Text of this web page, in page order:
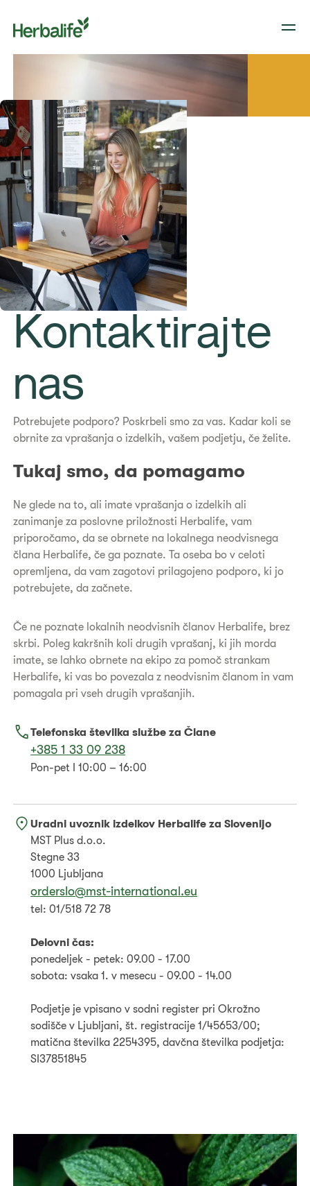
Kontaktirajte
nas
Potrebujete podporo? Poskrbeli smo za vas. Kadar koli se
obrnite za vprašanja o izdelkih, vašem podjetju, če želite.
Tukaj smo, da pomagamo
Ne glede na to, ali imate vprašanja o izdelkih ali
zanimanje za poslovne priložnosti Herbalife, vam
priporočamo, da se obrnete na lokalnega neodvisnega
člana Herbalife, če ga poznate. Ta oseba bo v celoti
opremljena, da vam zagotovi prilagojeno podporo, ki jo
potrebujete, da začnete.
Če ne poznate lokalnih neodvisnih članov Herbalife, brez
skrbi. Poleg kakršnih koli drugih vprašanj, ki jih morda
imate, se lahko obrnete na ekipo za pomoč strankam
Herbalife, ki vas bo povezala z neodvisnim članom in vam
pomagala pri vseh drugih vprašanjih.
Telefonska številka službe za Člane
+385 1 33 09 238
Pon-pet I 10:00 – 16:00
Uradni uvoznik izdelkov Herbalife za Slovenijo
MST Plus d.o.o.
Stegne 33
1000 Ljubljana
orderslo@mst-international.eu
tel: 01/518 72 78
Delovni čas:
ponedeljek - petek: 09.00 - 17.00
sobota: vsaka 1. v mesecu - 09.00 - 14.00
Podjetje je vpisano v sodni register pri Okrožno
sodišče v Ljubljani, št. registracije 1/45653/00;
matična številka 2254395, davčna številka podjetja:
SI37851845